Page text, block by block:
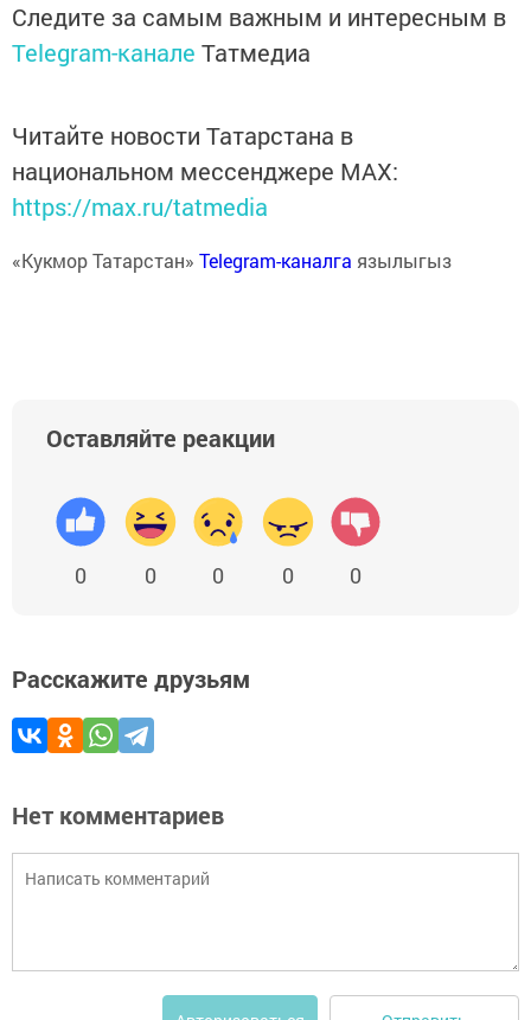
Следите за самым важным и интересным в
Telegram-канале Татмедиа
Читайте новости Татарстана в
национальном мессенджере MАХ:
https://max.ru/tatmedia
«Кукмор Татарстан» Telegram-каналга язылыгыз
Оставляйте реакции
0 0 0 0 0
Расскажите друзьям
Нет комментариев